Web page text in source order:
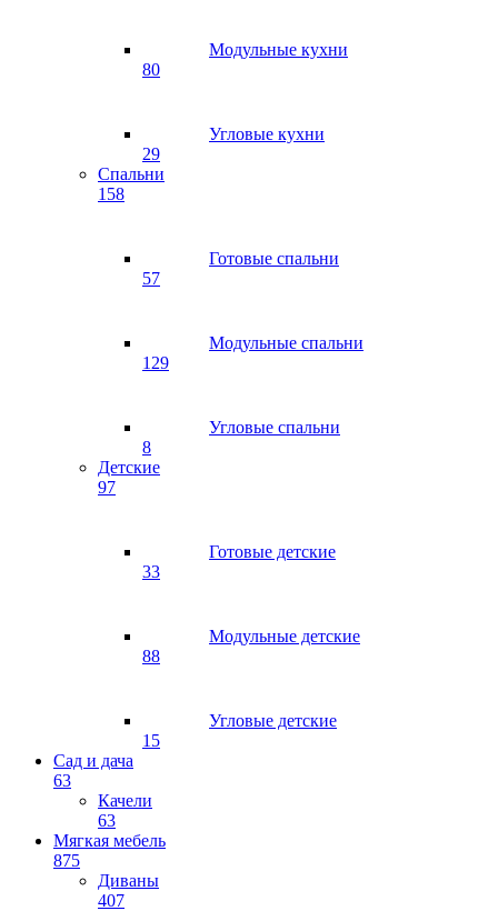
Модульные кухни
80
Угловые кухни
29
Спальни
158
Готовые спальни
57
Модульные спальни
129
Угловые спальни
8
Детские
97
Готовые детские
33
Модульные детские
88
Угловые детские
15
Сад и дача
63
Качели
63
Мягкая мебель
875
Диваны
407